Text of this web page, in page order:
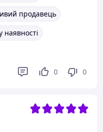
продавець
наявності
0 0